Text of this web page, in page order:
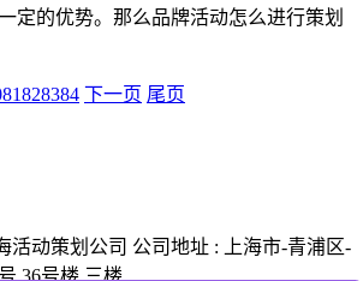
定的优势。那么品牌活动怎么进行策划
81828384 下一页 尾页
活动策划公司 公司地址 : 上海市-青浦区-
36号楼 三楼